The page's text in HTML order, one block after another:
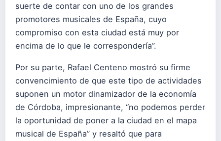
suerte de contar con uno de los grandes
promotores musicales de España, cuyo
compromiso con esta ciudad está muy por
encima de lo que le correspondería”.
Por su parte, Rafael Centeno mostró su firme
convencimiento de que este tipo de actividades
suponen un motor dinamizador de la economía
de Córdoba, impresionante, “no podemos perder
la oportunidad de poner a la ciudad en el mapa
musical de España” y resaltó que para